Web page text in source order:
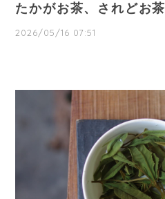
たかがお茶、されどお茶
2026/05/16 07:51